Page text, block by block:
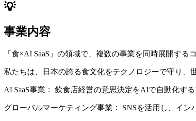
💡
事業内容
「食×AI SaaS」の領域で、複数の事業を同時展開する
私たちは、日本の誇る食文化をテクノロジーで守り、
AI SaaS事業： 飲食店経営の意思決定をAIで自動化する
グローバルマーケティング事業： SNSを活用し、イ